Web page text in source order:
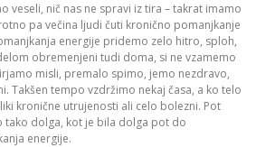
veseli, nič nas ne spravi iz tira – takrat imamo
pa večina ljudi čuti kronično pomanjkanje
energije pridemo zelo hitro, sploh,
obremenjeni tudi doma, si ne vzamemo
misli, premalo spimo, jemo nezdravo,
Takšen tempo vzdržimo nekaj časa, a ko telo
kronične utrujenosti ali celo bolezni. Pot
tako dolga, kot je bila dolga pot do
energije.